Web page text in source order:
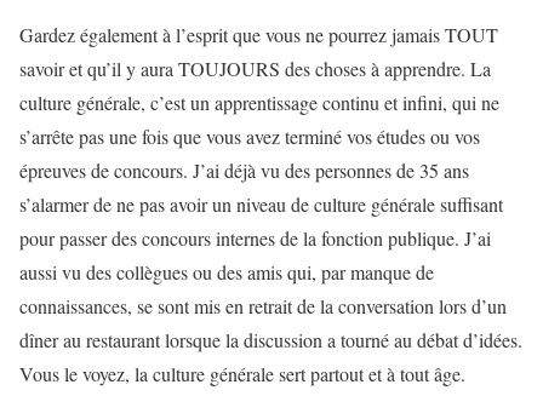
Gardez également à l’esprit que vous ne pourrez jamais TOUT
savoir et qu’il y aura TOUJOURS des choses à apprendre. La
culture générale, c’est un apprentissage continu et infini, qui ne
s’arrête pas une fois que vous avez terminé vos études ou vos
épreuves de concours. J’ai déjà vu des personnes de 35 ans
s’alarmer de ne pas avoir un niveau de culture générale suffisant
pour passer des concours internes de la fonction publique. J’ai
aussi vu des collègues ou des amis qui, par manque de
connaissances, se sont mis en retrait de la conversation lors d’un
dîner au restaurant lorsque la discussion a tourné au débat d’idées.
Vous le voyez, la culture générale sert partout et à tout âge.